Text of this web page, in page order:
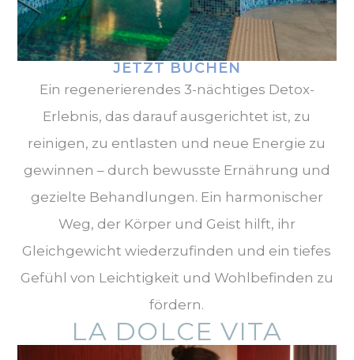
JETZT BUCHEN
Ein regenerierendes 3-nächtiges Detox-
Erlebnis, das darauf ausgerichtet ist, zu
reinigen, zu entlasten und neue Energie zu
gewinnen – durch bewusste Ernährung und
gezielte Behandlungen. Ein harmonischer
Weg, der Körper und Geist hilft, ihr
Gleichgewicht wiederzufinden und ein tiefes
Gefühl von Leichtigkeit und Wohlbefinden zu
fördern.
LA DOLCE VITA